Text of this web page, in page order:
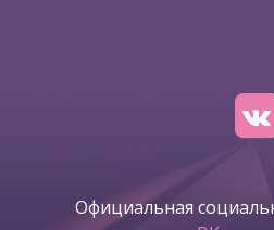
Официальная